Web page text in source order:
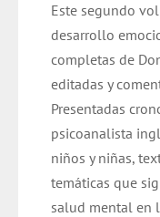
era:
$ 32.000.
Este segundo
desarrollo
completas de
editadas y
Presentadas
psicoanalista
niños y niñas,
temáticas que
salud mental en